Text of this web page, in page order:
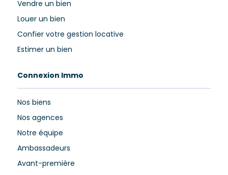
Vendre un bien
Louer un bien
Confier votre gestion locative
Estimer un bien
Connexion Immo
Nos biens
Nos agences
Notre équipe
Ambassadeurs
Avant-première